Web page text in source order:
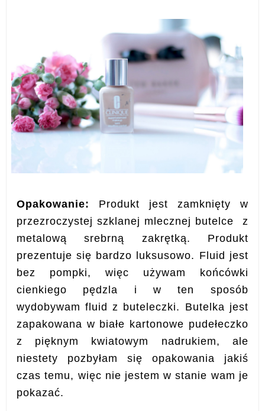
Opakowanie:
Produkt jest zamknięty w
przezroczystej szklanej mlecznej butelce z
metalową srebrną zakrętką. Produkt
prezentuje się bardzo luksusowo. Fluid jest
bez pompki, więc używam końcówki
cienkiego pędzla i w ten sposób
wydobywam fluid z buteleczki. Butelka jest
zapakowana w białe kartonowe pudełeczko
z pięknym kwiatowym nadrukiem, ale
niestety pozbyłam się opakowania jakiś
czas temu, więc nie jestem w stanie wam je
pokazać.